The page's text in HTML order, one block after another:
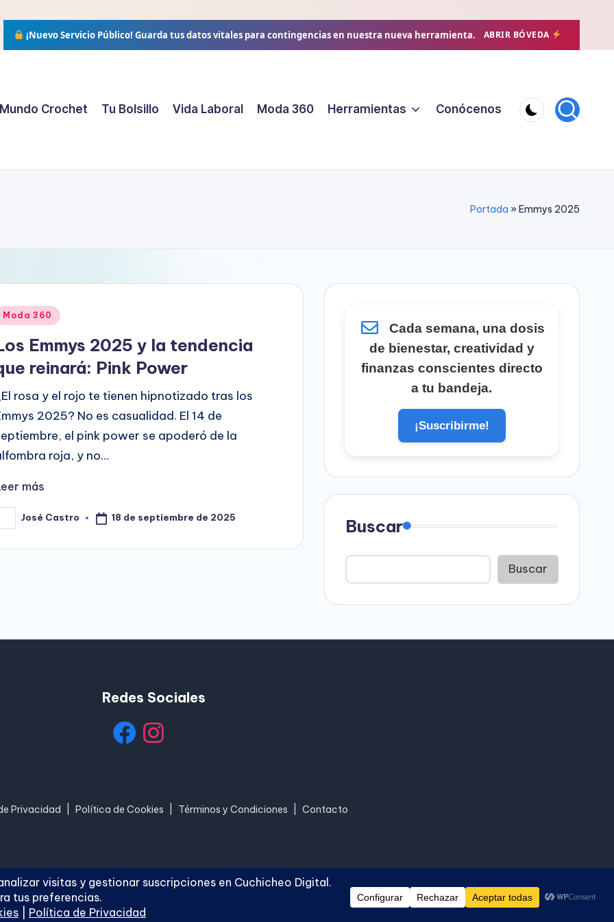
¡Nuevo Servicio Público! Guarda tus datos vitales para contingencias en nuestra nueva herramienta. ABRIR BÓVEDA
Mundo Crochet Tu Bolsillo Vida Laboral Moda 360 Herramientas Conócenos
Portada »Emmys 2025
Moda 360
Emmys 2025 y la tendencia
reinará: Pink Power
rosa y el rojo te tienen hipnotizado tras los
2025? No es casualidad. El 14 de
el pink power se apoderó de la
roja, y no…
más
PublicadoJosé Castro 18 de septiembre de 2025
Cada semana, una dosis
de bienestar, creatividad y
finanzas conscientes directo
a tu bandeja.
¡Suscribirme!
Buscar
Buscar
Redes Sociales
Privacidad Política de Cookies Términos y Condiciones Contacto
Digital. Todos los derechos reservados. Bloghash WordPress Theme